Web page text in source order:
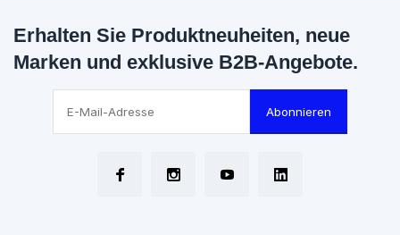
Erhalten Sie Produktneuheiten, neue
Marken und exklusive B2B-Angebote.
Abonnieren